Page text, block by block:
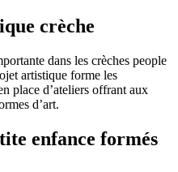
crèche
dans les crèches people
artistique forme les
place d’ateliers offrant aux
d’art.
enfance formés